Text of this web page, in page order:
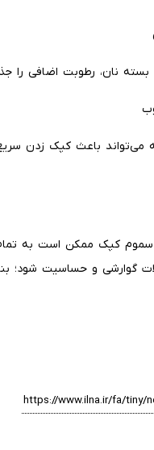
نان، رطوبت اضافی را
می‌تواند باعث کپک زدن
سموم کپک ممکن است به
گوارشی و حساسیت شود؛